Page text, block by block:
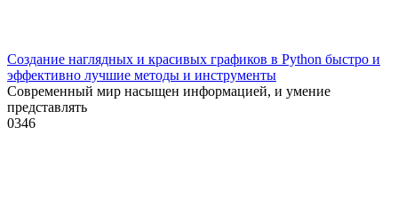
Создание наглядных и красивых графиков в Python быстро и
эффективно лучшие методы и инструменты
Современный мир насыщен информацией, и умение
представлять
0346